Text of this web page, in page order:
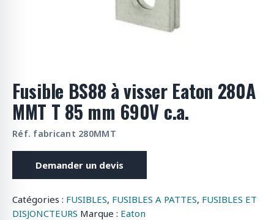
Fusible BS88 à visser Eaton 280A
MMT T 85 mm 690V c.a.
Réf. fabricant 280MMT
Demander un devis
Catégories : FUSIBLES, FUSIBLES A PATTES, FUSIBLES ET
DISJONCTEURS Marque : Eaton